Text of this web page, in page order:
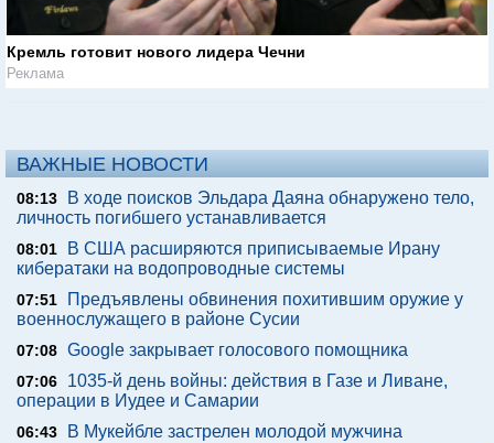
Кремль готовит нового лидера Чечни
Реклама
ВАЖНЫЕ НОВОСТИ
08:13
В ходе поисков Эльдара Даяна обнаружено тело,
личность погибшего устанавливается
08:01
В США расширяются приписываемые Ирану
кибератаки на водопроводные системы
07:51
Предъявлены обвинения похитившим оружие у
военнослужащего в районе Сусии
07:08 Google закрывает голосового помощника
07:06
1035-й день войны: действия в Газе и Ливане,
операции в Иудее и Самарии
06:43 В Мукейбле застрелен молодой мужчина